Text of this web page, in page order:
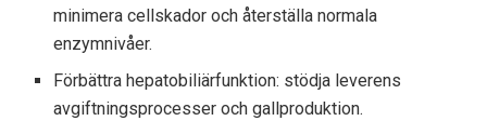
minimera cellskador och återställa normala
enzymnivåer.
Förbättra hepatobiliärfunktion: stödja leverens
avgiftningsprocesser och gallproduktion.